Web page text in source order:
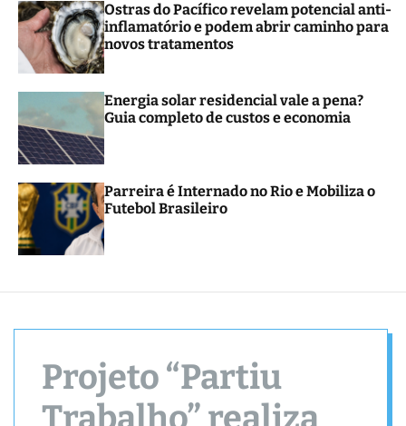
o
r
e
Ostras do Pacífico revelam potencial anti-
inflamatório e podem abrir caminho para
novos tratamentos
Energia solar residencial vale a pena?
Guia completo de custos e economia
Parreira é Internado no Rio e Mobiliza o
Futebol Brasileiro
Projeto “Partiu